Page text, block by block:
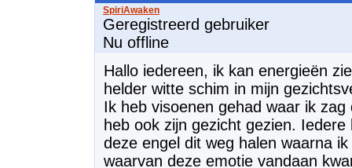
Geregistreerd gebruiker
Nu offline
Hallo iedereen, ik kan energieën
helder witte schim in mijn
Ik heb visoenen gehad waar ik
heb ook zijn gezicht gezien.
deze engel dit weg halen waarna
waarvan deze emotie vandaan